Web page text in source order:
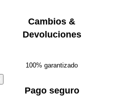
Cambios &
Devoluciones
100% garantizado
Pago seguro